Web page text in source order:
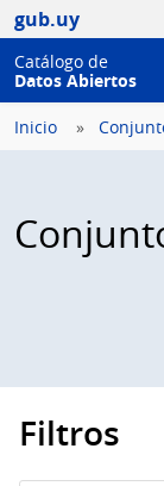
gub.uy
Catálogo de
Datos Abiertos
Inicio
Filtros